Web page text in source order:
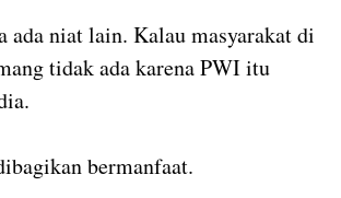
ada niat lain. Kalau masyarakat di
tidak ada karena PWI itu
bermanfaat.